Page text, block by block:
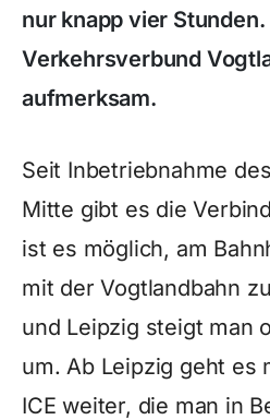
nur knapp vier
Verkehrsverbund
aufmerksam.
Seit Inbetriebnahme
Mitte gibt es die
ist es möglich, am
mit der Vogtlandbahn
und Leipzig steigt man
um. Ab Leipzig geht es
ICE weiter, die man in